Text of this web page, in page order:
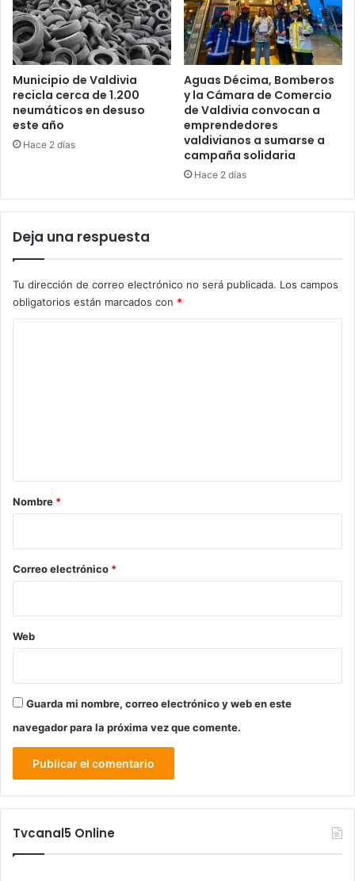
Municipio de Valdivia
recicla cerca de 1.200
neumáticos en desuso
este año
Hace 2 días
Aguas Décima, Bomberos
y la Cámara de Comercio
de Valdivia convocan a
emprendedores
valdivianos a sumarse a
campaña solidaria
Hace 2 días
Deja una respuesta
Tu dirección de correo electrónico no será publicada. Los campos
obligatorios están marcados con *
r
*
Nombre *
Correo electrónico *
Web
Guarda mi nombre, correo electrónico y web en este
navegador para la próxima vez que comente.
Tvcanal5 Online